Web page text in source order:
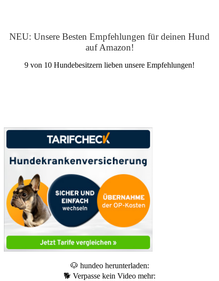
NEU: Unsere Besten Empfehlungen für deinen Hund
auf Amazon!
9 von 10 Hundebesitzern lieben unsere Empfehlungen!
🐶 hundeo herunterladen:
🐕 Verpasse kein Video mehr: